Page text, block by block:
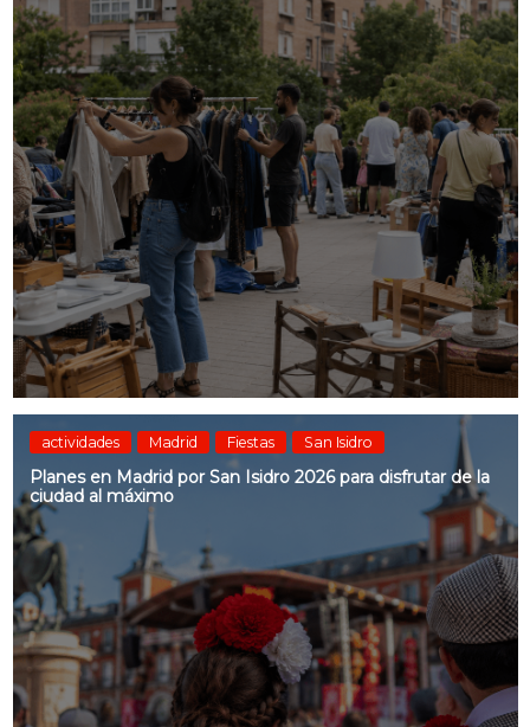
actividades Madrid Fiestas San Isidro
Planes en Madrid por San Isidro 2026 para disfrutar de la
ciudad al máximo